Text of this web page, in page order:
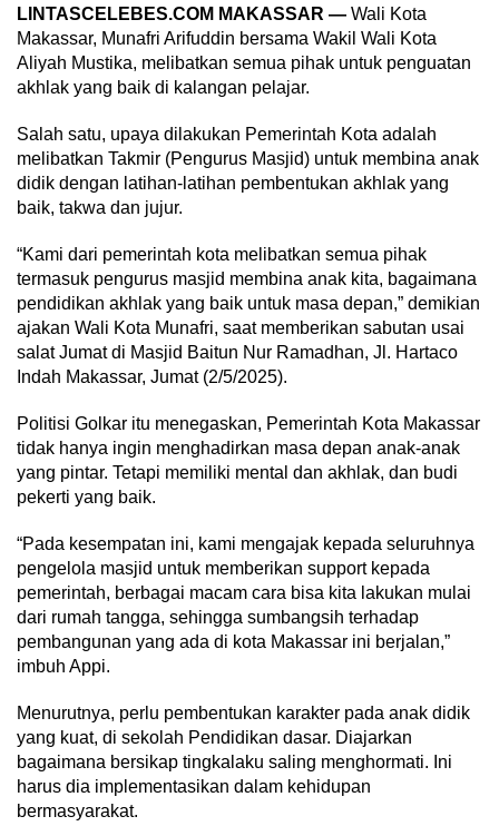
LINTASCELEBES.COM MAKASSAR — Wali Kota
Makassar, Munafri Arifuddin bersama Wakil Wali Kota
Aliyah Mustika, melibatkan semua pihak untuk penguatan
akhlak yang baik di kalangan pelajar.
Salah satu, upaya dilakukan Pemerintah Kota adalah
melibatkan Takmir (Pengurus Masjid) untuk membina anak
didik dengan latihan-latihan pembentukan akhlak yang
baik, takwa dan jujur.
“Kami dari pemerintah kota melibatkan semua pihak
termasuk pengurus masjid membina anak kita, bagaimana
pendidikan akhlak yang baik untuk masa depan,” demikian
ajakan Wali Kota Munafri, saat memberikan sabutan usai
salat Jumat di Masjid Baitun Nur Ramadhan, Jl. Hartaco
Indah Makassar, Jumat (2/5/2025).
Politisi Golkar itu menegaskan, Pemerintah Kota Makassar
tidak hanya ingin menghadirkan masa depan anak-anak
yang pintar. Tetapi memiliki mental dan akhlak, dan budi
pekerti yang baik.
“Pada kesempatan ini, kami mengajak kepada seluruhnya
pengelola masjid untuk memberikan support kepada
pemerintah, berbagai macam cara bisa kita lakukan mulai
dari rumah tangga, sehingga sumbangsih terhadap
pembangunan yang ada di kota Makassar ini berjalan,”
imbuh Appi.
Menurutnya, perlu pembentukan karakter pada anak didik
yang kuat, di sekolah Pendidikan dasar. Diajarkan
bagaimana bersikap tingkalaku saling menghormati. Ini
harus dia implementasikan dalam kehidupan
bermasyarakat.